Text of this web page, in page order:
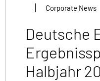
Corporate News
Deutsche
Halbjahr